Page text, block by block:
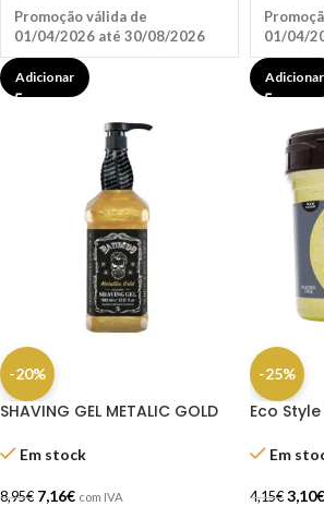
Promoção válida de
01/04/2026 até 30/08/2026
Adicionar
01/04/
Adicionar
-20%
SHAVING GEL METALIC GOLD
Em stock
8,95€ 7,16€ com IVA
-25%
Eco
Em
4,15€ 3,10€